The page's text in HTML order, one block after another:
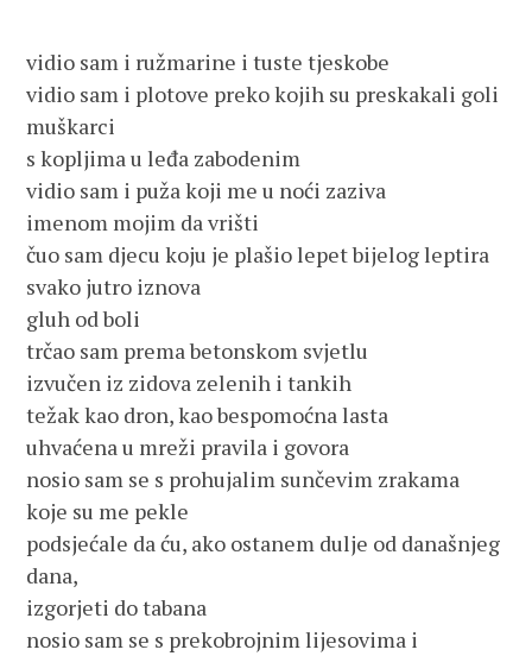
vidio sam i ružmarine i tuste tjeskobe
vidio sam i plotove preko kojih su preskakali goli
muškarci
s kopljima u leđa zabodenim
vidio sam i puža koji me u noći zaziva
imenom mojim da vrišti
čuo sam djecu koju je plašio lepet bijelog leptira
svako jutro iznova
gluh od boli
trčao sam prema betonskom svjetlu
izvučen iz zidova zelenih i tankih
težak kao dron, kao bespomoćna lasta
uhvaćena u mreži pravila i govora
nosio sam se s prohujalim sunčevim zrakama
koje su me pekle
podsjećale da ću, ako ostanem dulje od današnjeg
dana,
izgorjeti do tabana
nosio sam se s prekobrojnim lijesovima i